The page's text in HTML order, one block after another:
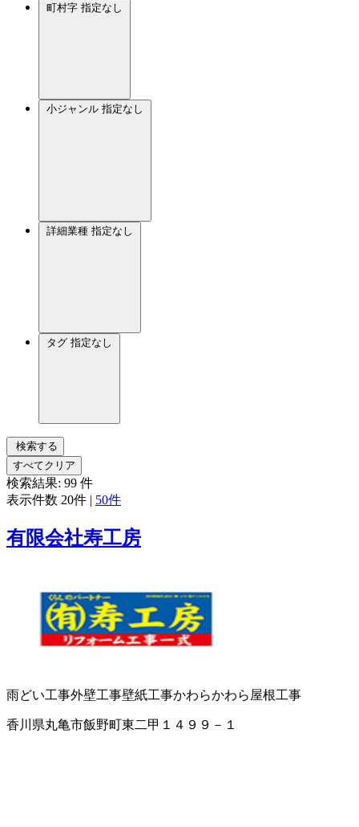
町村字 指定なし
小ジャンル 指定なし
詳細業種 指定なし
タグ 指定なし
検索する
すべてクリア
検索結果: 99 件
表示件数 20件 | 50件
有限会社寿工房
雨どい工事外壁工事壁紙工事かわらかわら屋根工事
香川県丸亀市飯野町東二甲１４９９－１